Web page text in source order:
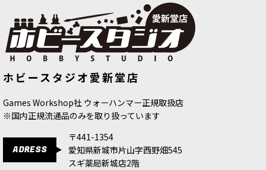
ライト [WP2044]
ー
ホビースタジオ愛新堂店
Games Workshop社 ウォーハンマー正規取扱店
※国内正規流通品のみを取り扱っています
ADRESS
〒441-1354
愛知県新城市片山字西野畑545
スギ薬局新城店2階